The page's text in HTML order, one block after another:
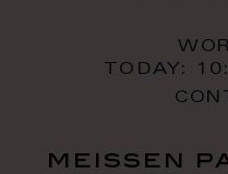
TODAY:
meissen